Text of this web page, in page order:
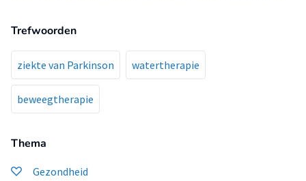
Trefwoorden
ziekte van Parkinson watertherapie
beweegtherapie
Thema
Gezondheid